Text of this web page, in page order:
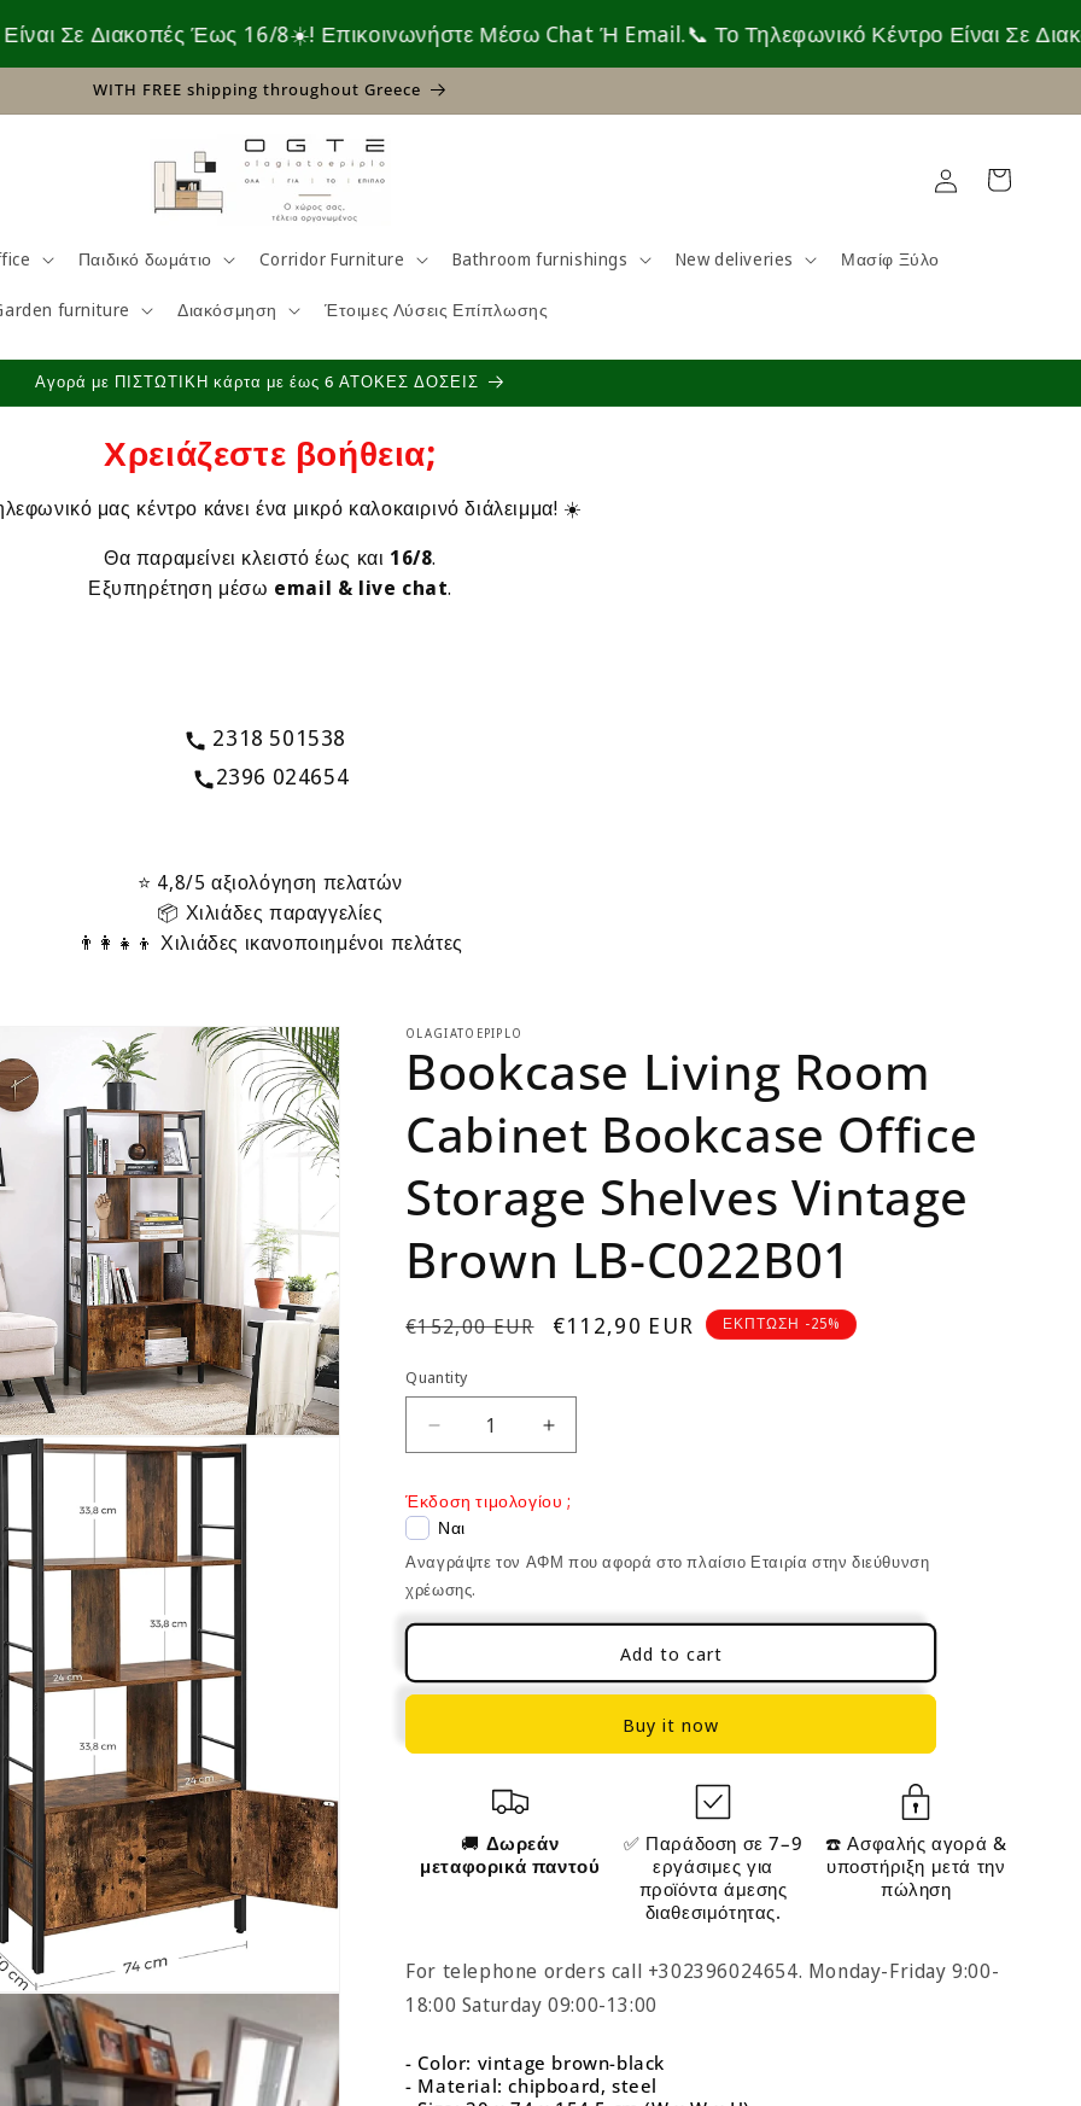
Διακοπές Έως 16/8☀️! Επικοινωνήστε Μέσω Chat Ή Email.📞 Το Τηλεφωνικό Κέντρο Είναι Σε
WITH FREE shipping throughout Greece
Παιδικό δωμάτιο Corridor Furniture Bathroom furnishings New deliveries Μασίφ Ξύλο
furniture Διακόσμηση Έτοιμες Λύσεις Επίπλωσης
in
Cart
Αγορά με ΠΙΣΤΩΤΙΚΗ κάρτα με έως 6 ΑΤΟΚΕΣ ΔΟΣΕΙΣ
Χρειάζεστε βοήθεια;
μας κέντρο κάνει ένα μικρό καλοκαιρινό διάλειμμα! ☀️
Θα παραμείνει κλειστό έως και 16/8.
Εξυπηρέτηση μέσω email & live chat.
2318 501538
2396 024654
⭐ 4,8/5 αξιολόγηση πελατών
📦 Χιλιάδες παραγγελίες
👨‍👩‍👧‍👦 Χιλιάδες ικανοποιημένοι πελάτες
OLAGIATOEPIPLO
Bookcase Living Room
Cabinet Bookcase Office
Storage Shelves Vintage
Brown LB-C022B01
Regular
€152,00 EUR
Sale
€112,90 EUR ΕΚΠΤΩΣΗ -25%
Quantity
Decrease
quantity
Bookcase
Living
Room
Cabinet
Bookcase
Shelves
C022B01
Increase
quantity
Bookcase
Room
Bookcase
Storage
Shelves
Έκδοση τιμολογίου ;
Ναι
Αναγράψτε τον ΑΦΜ που αφορά στο πλαίσιο Εταιρία στην διεύθυνση
χρέωσης.
Add to cart
Buy it now
🚚 Δωρεάν
μεταφορικά παντού
✅ Παράδοση σε 7–9
εργάσιμες για
προϊόντα άμεσης
διαθεσιμότητας.
☎️ Ασφαλής αγορά &
υποστήριξη μετά την
πώληση
For telephone orders call +302396024654. Monday-Friday 9:00-
18:00 Saturday 09:00-13:00
- Color: vintage brown-black
- Material: chipboard, steel